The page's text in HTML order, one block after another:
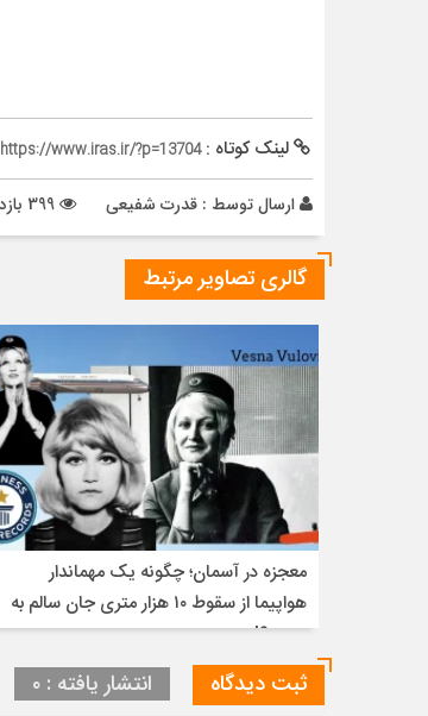
لینک کوتاه :https://www.iras.ir/?p=13704
ارسال توسط : قدرت شفیعی
گالری تصاویر مرتبط
معجزه در آسمان؛ چگونه یک مهماندار
هواپیما از سقوط ۱۰ هزار متری جان سالم به
در برد؟!
ثبت دیدگاه انتشار یافته : ۰